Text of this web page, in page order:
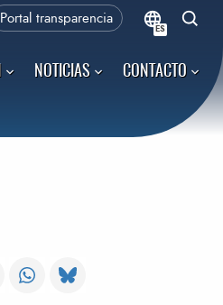
Portal transparencia
ES
NOTICIAS CONTACTO